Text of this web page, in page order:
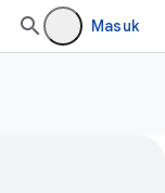
Masuk